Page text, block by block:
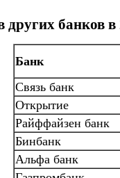
банков в
Банк
Связь банк
Открытие
Райффайзен банк
Бинбанк
Альфа банк